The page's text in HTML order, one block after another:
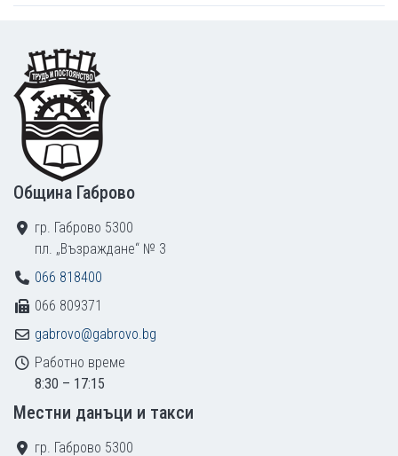
Footer
Община Габрово
гр. Габрово 5300
пл. „Възраждане“ № 3
066 818400
066 809371
gabrovo@gabrovo.bg
Работно време
8:30 – 17:15
Местни данъци и такси
гр. Габрово 5300